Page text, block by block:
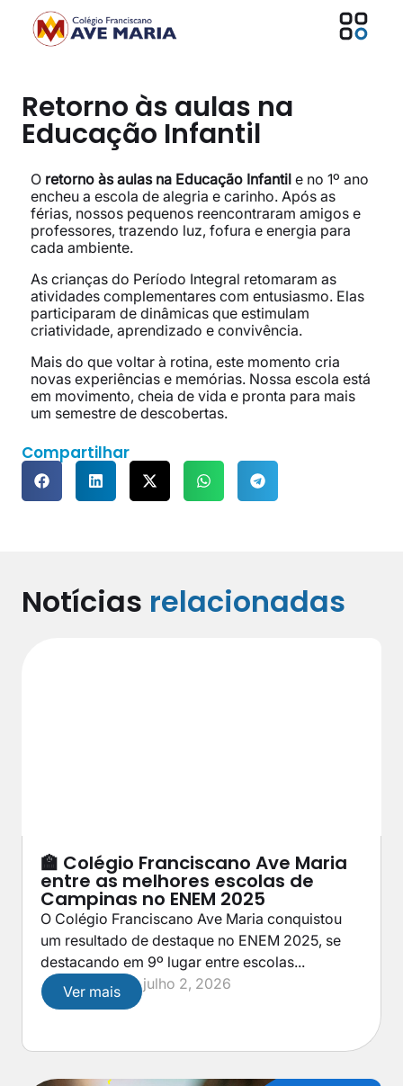
Retorno às aulas na
Educação Infantil
O retorno às aulas na Educação Infantil e no 1º ano
encheu a escola de alegria e carinho. Após as
férias, nossos pequenos reencontraram amigos e
professores, trazendo luz, fofura e energia para
cada ambiente.
As crianças do Período Integral retomaram as
atividades complementares com entusiasmo. Elas
participaram de dinâmicas que estimulam
criatividade, aprendizado e convivência.
Mais do que voltar à rotina, este momento cria
novas experiências e memórias. Nossa escola está
em movimento, cheia de vida e pronta para mais
um semestre de descobertas.
Compartilhar
Notícias relacionadas
🏫 Colégio Franciscano Ave Maria
entre as melhores escolas de
Campinas no ENEM 2025
O Colégio Franciscano Ave Maria conquistou
um resultado de destaque no ENEM 2025, se
destacando em 9º lugar entre escolas...
Ver mais
julho 2, 2026